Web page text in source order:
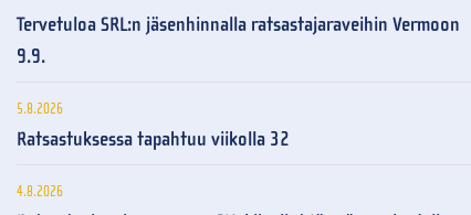
Tervetuloa SRL:n jäsenhinnalla ratsastajaraveihin Vermoon
9.9.
5.8.2026
Ratsastuksessa tapahtuu viikolla 32
4.8.2026